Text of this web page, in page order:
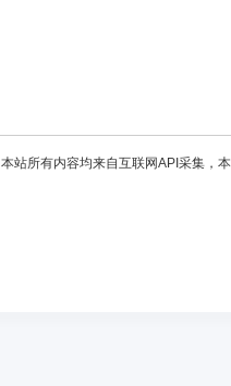
本站所有内容均来自互联网API采集，